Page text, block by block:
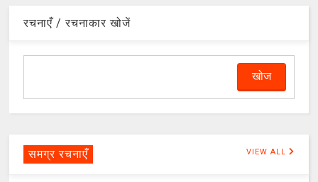
रचनाएँ / रचनाकार खोजें
समग्र रचनाएँ VIEW ALL